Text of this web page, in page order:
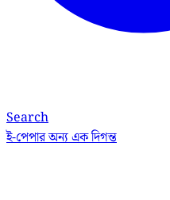
Search
ই-পেপারঅন্য এক দিগন্ত